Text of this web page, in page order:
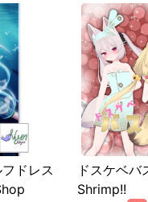
ドレス
ドスケベバ
Shrimp!!